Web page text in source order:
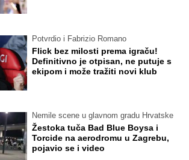
Potvrdio i Fabrizio Romano
Flick bez milosti prema igraču!
Definitivno je otpisan, ne putuje s
ekipom i može tražiti novi klub
Nemile scene u glavnom gradu Hrvatske
Žestoka tuča Bad Blue Boysa i
Torcide na aerodromu u Zagrebu,
pojavio se i video